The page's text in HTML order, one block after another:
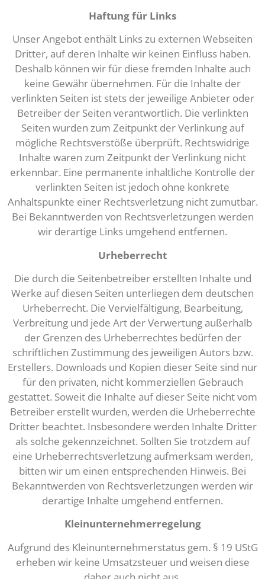
Haftung für Links
Unser Angebot enthält Links zu externen Webseiten
Dritter, auf deren Inhalte wir keinen Einfluss haben.
Deshalb können wir für diese fremden Inhalte auch
keine Gewähr übernehmen. Für die Inhalte der
verlinkten Seiten ist stets der jeweilige Anbieter oder
Betreiber der Seiten verantwortlich. Die verlinkten
Seiten wurden zum Zeitpunkt der Verlinkung auf
mögliche Rechtsverstöße überprüft. Rechtswidrige
Inhalte waren zum Zeitpunkt der Verlinkung nicht
erkennbar. Eine permanente inhaltliche Kontrolle der
verlinkten Seiten ist jedoch ohne konkrete
Anhaltspunkte einer Rechtsverletzung nicht zumutbar.
Bei Bekanntwerden von Rechtsverletzungen werden
wir derartige Links umgehend entfernen.
Urheberrecht
Die durch die Seitenbetreiber erstellten Inhalte und
Werke auf diesen Seiten unterliegen dem deutschen
Urheberrecht. Die Vervielfältigung, Bearbeitung,
Verbreitung und jede Art der Verwertung außerhalb
der Grenzen des Urheberrechtes bedürfen der
schriftlichen Zustimmung des jeweiligen Autors bzw.
Erstellers. Downloads und Kopien dieser Seite sind nur
für den privaten, nicht kommerziellen Gebrauch
gestattet. Soweit die Inhalte auf dieser Seite nicht vom
Betreiber erstellt wurden, werden die Urheberrechte
Dritter beachtet. Insbesondere werden Inhalte Dritter
als solche gekennzeichnet. Sollten Sie trotzdem auf
eine Urheberrechtsverletzung aufmerksam werden,
bitten wir um einen entsprechenden Hinweis. Bei
Bekanntwerden von Rechtsverletzungen werden wir
derartige Inhalte umgehend entfernen.
Kleinunternehmerregelung
Aufgrund des Kleinunternehmerstatus gem. § 19 UStG
erheben wir keine Umsatzsteuer und weisen diese